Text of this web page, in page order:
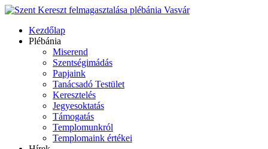
Kezdőlap
Plébánia
Miserend
Szentségimádás
Papjaink
Tanácsadó Testület
Keresztelés
Jegyesoktatás
Támogatás
Templomunkról
Templomaink értékei